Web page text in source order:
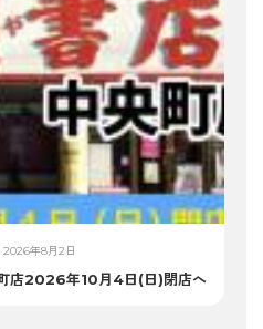
2026年8月2日
店2026年10月4日(日)閉店へ